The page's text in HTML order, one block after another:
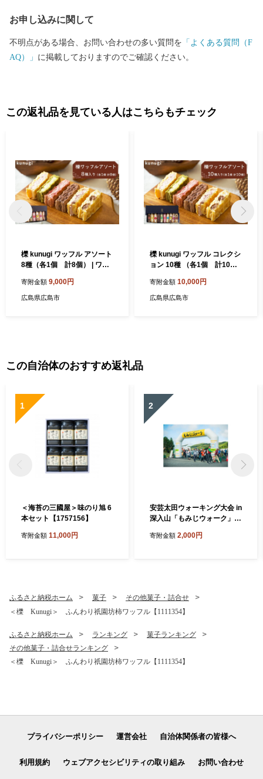
お申し込みに関して
不明点がある場合、お問い合わせの多い質問を 「よくある質問（F
AQ）」 に掲載しておりますのでご確認ください。
この返礼品を見ている人はこちらもチェック
櫟 kunugi ワッフル アソート
8種（各1個 計8個） | ワッ
子 詰め合わせ アソートセッ
ト デザート お菓子ギフト プ
寄附金額 9,000円
広島県広島市
櫟 kunugi ワッフル コレクシ
ョン 10種 （各1個 計10
菓子 焼き菓子 詰め合わせ ア
ソートセット デザート お菓
寄附金額 10,000円
広島県広島市
この自治体のおすすめ返礼品
1
＜海苔の三國屋＞味のり旭 6
本セット【1757156】
寄附金額 11,000円
2
安芸太田ウォーキング大会 in
深入山「もみじウォーク」こ
4】
寄附金額 2,000円
ふるさと納税ホーム 菓子
その他菓子・詰合せ
＜櫟 Kunugi＞ ふんわり祇園坊柿ワッフル【1111354】
ふるさと納税ホーム ランキング
菓子ランキング
その他菓子・詰合せランキング
＜櫟 Kunugi＞ ふんわり祇園坊柿ワッフル【1111354】
プライバシーポリシー 運営会社 自治体関係者の皆様へ
利用規約 ウェブアクセシビリティの取り組み お問い合わせ